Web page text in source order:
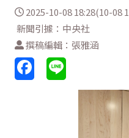
2025-10-08 18:28(10-08
新聞引據：中央社
撰稿編輯：張雅涵